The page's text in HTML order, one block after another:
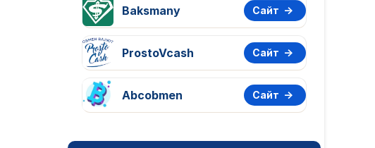
Baksmany Сайт
ProstoVcash Сайт
Abcobmen Сайт